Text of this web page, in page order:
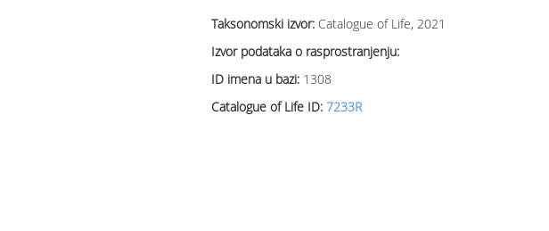
Taksonomski izvor: Catalogue of Life, 2021
Izvor podataka o rasprostranjenju:
ID imena u bazi: 1308
Catalogue of Life ID: 7233R